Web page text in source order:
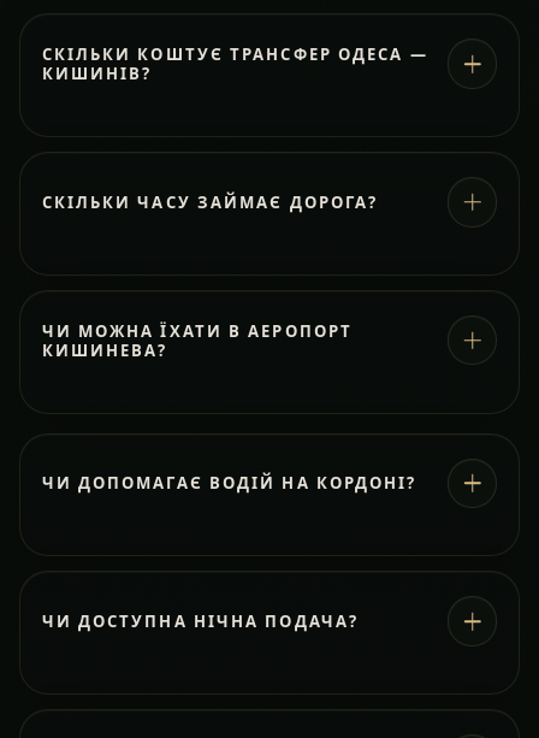
СКІЛЬКИ КОШТУЄ ТРАНСФЕР ОДЕСА —
КИШИНІВ?
СКІЛЬКИ ЧАСУ ЗАЙМАЄ ДОРОГА?
ЧИ МОЖНА ЇХАТИ В АЕРОПОРТ
КИШИНЕВА?
ЧИ ДОПОМАГАЄ ВОДІЙ НА КОРДОНІ?
ЧИ ДОСТУПНА НІЧНА ПОДАЧА?